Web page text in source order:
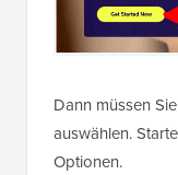
Dann müssen
auswählen.
Optionen.